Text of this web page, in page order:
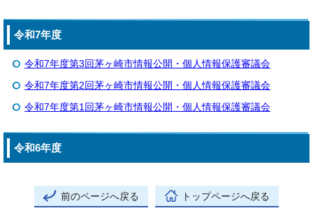
令和7年度
令和7年度第3回茅ヶ崎市情報公開・個人情報保護審議会
令和7年度第2回茅ヶ崎市情報公開・個人情報保護審議会
令和7年度第1回茅ヶ崎市情報公開・個人情報保護審議会
令和6年度
前のページへ戻る トップページへ戻る